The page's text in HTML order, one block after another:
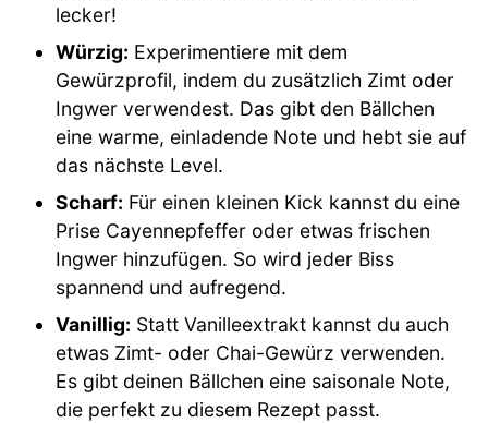
lecker!
Würzig: Experimentiere mit dem
Gewürzprofil, indem du zusätzlich Zimt oder
Ingwer verwendest. Das gibt den Bällchen
eine warme, einladende Note und hebt sie auf
das nächste Level.
Scharf: Für einen kleinen Kick kannst du eine
Prise Cayennepfeffer oder etwas frischen
Ingwer hinzufügen. So wird jeder Biss
spannend und aufregend.
Vanillig: Statt Vanilleextrakt kannst du auch
etwas Zimt- oder Chai-Gewürz verwenden.
Es gibt deinen Bällchen eine saisonale Note,
die perfekt zu diesem Rezept passt.